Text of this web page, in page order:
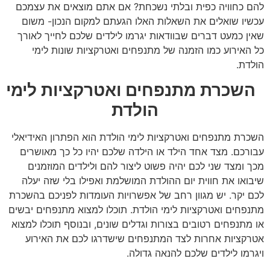
להם כחוויה כפית ובלתי נשכחת? אם אתם מוצאים את עצמכם
עכשיו שואלים את השאלות האלו הגעתם למקום הנכון- משום
שאין כמעט דברים שבוודאות יגרמו לילדים שלכם לחייך לאורך
כל האירוע כמו הזמנה של מתנפחים ואטרקציות שונות לימי
הולדת.
השכרת מתנפחים ואטרקציות לימי
הולדת
השכרת מתנפחים ואטרקציות לימי הולדת הוא הפתרון האידיאלי
עבורכם. מצד אחד הילד או הילדה שלכם יהיו כל כך מאושרים
מכך ומצד שני לכם יהיה פשוט ליצור להם ולילדים המוזמנים
שיבואו את חווית יום ההולדת המושלמת ואפילו בלי שזה יעלה
לכם יקר. יש מגוון רחב של אפשרויות העומדות לפניכם בהשכרת
מתנפחים ואטרקציות לימי הולדת. תוכלו למצוא מתנפחים יבשים
או מתנפחים רטובים בצורות וגדלים שונים, ובנוסף תוכלו למצוא
אטרקציות אחרות לצד המתנפחים שישדרגו לכם את האירוע
ויגרמו לילדים שלכם להנאה גדולה.